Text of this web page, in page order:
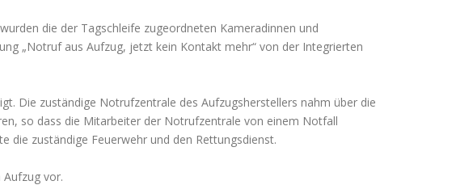
die der Tagschleife zugeordneten Kameradinnen und
„Notruf aus Aufzug, jetzt kein Kontakt mehr“ von der Integrierten
Die zuständige Notrufzentrale des Aufzugsherstellers nahm über die
so dass die Mitarbeiter der Notrufzentrale von einem Notfall
die zuständige Feuerwehr und den Rettungsdienst.
vor.